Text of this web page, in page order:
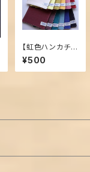
【虹色ハンカチ】
New ダブルガー
ゼ・ハーフサイズ
¥500